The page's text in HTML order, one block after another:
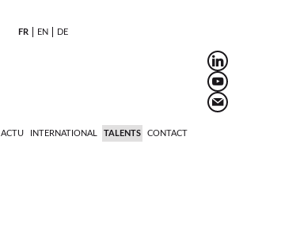
FR EN DE
ACTU INTERNATIONAL TALENTS CONTACT